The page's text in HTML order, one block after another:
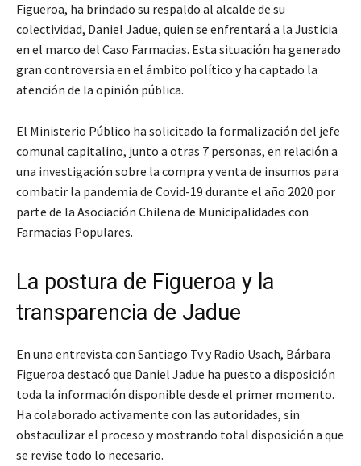
Figueroa, ha brindado su respaldo al alcalde de su
colectividad, Daniel Jadue, quien se enfrentará a la Justicia
en el marco del Caso Farmacias. Esta situación ha generado
gran controversia en el ámbito político y ha captado la
atención de la opinión pública.
El Ministerio Público ha solicitado la formalización del jefe
comunal capitalino, junto a otras 7 personas, en relación a
una investigación sobre la compra y venta de insumos para
combatir la pandemia de Covid-19 durante el año 2020 por
parte de la Asociación Chilena de Municipalidades con
Farmacias Populares.
La postura de Figueroa y la
transparencia de Jadue
En una entrevista con Santiago Tv y Radio Usach, Bárbara
Figueroa destacó que Daniel Jadue ha puesto a disposición
toda la información disponible desde el primer momento.
Ha colaborado activamente con las autoridades, sin
obstaculizar el proceso y mostrando total disposición a que
se revise todo lo necesario.